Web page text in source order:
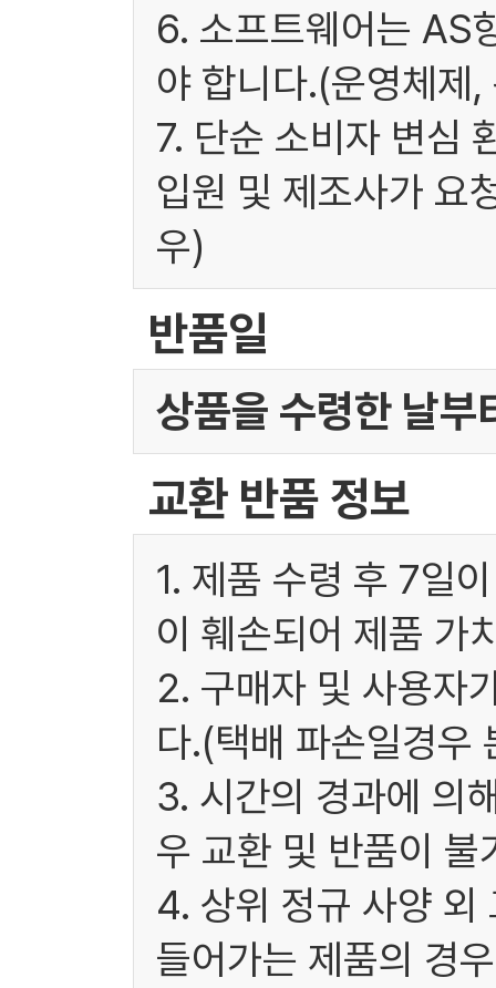
6. 소프트웨어는 AS
야 합니다.(운영체제
7. 단순 소비자 변심
입원 및 제조사가 요
우)
반품일
상품을 수령한 날부
교환 반품 정보
1. 제품 수령 후 7일
이 훼손되어 제품 가
2. 구매자 및 사용자
다.(택배 파손일경우
3. 시간의 경과에 의
우 교환 및 반품이 불
4. 상위 정규 사양 외
들어가는 제품의 경